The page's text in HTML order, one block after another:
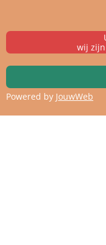
wij
Powered by JouwWeb